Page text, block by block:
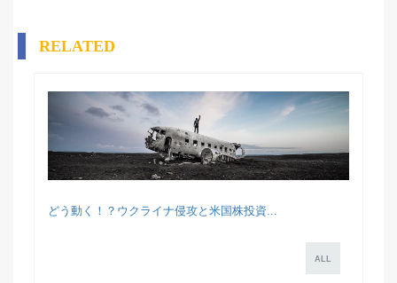
RELATED
どう動く！？ウクライナ侵攻と米国株投資...
ALL